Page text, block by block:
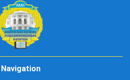
Navigation